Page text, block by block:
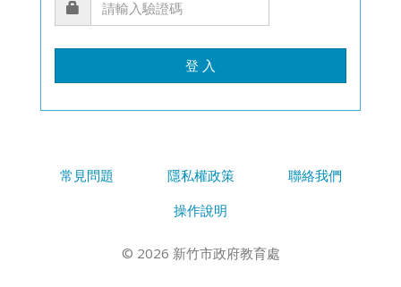
登 入
常見問題 隱私權政策
聯絡我們
操作說明
© 2026 新竹市政府教育處